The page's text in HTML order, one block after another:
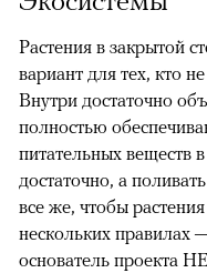
Растения в закрытой
вариант для тех, кто
Внутри достаточно
полностью
питательных веществ
достаточно, а
все же, чтобы
нескольких
основатель проекта